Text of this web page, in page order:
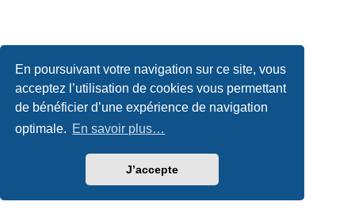
En poursuivant votre navigation sur ce site, vous
acceptez l’utilisation de cookies vous permettant
de bénéficier d’une expérience de navigation
optimale. En savoir plus…
J’accepte